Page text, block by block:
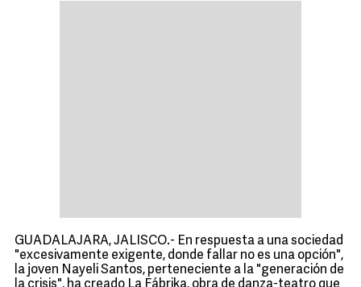
GUADALAJARA, JALISCO.- En respuesta a una sociedad
"excesivamente exigente, donde fallar no es una opción",
la joven Nayeli Santos, perteneciente a la "generación de